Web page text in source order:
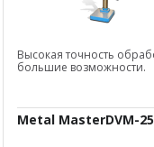
Высокая точность
большие возможности.
Metal MasterDVM-25